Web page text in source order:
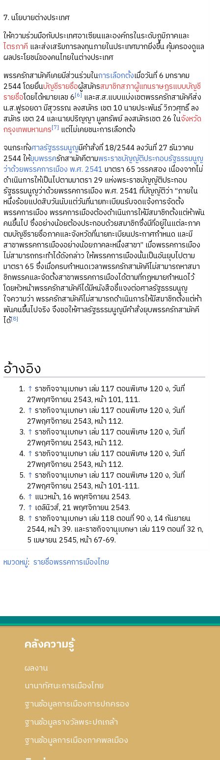
7. นโยบายต่างประเทศ
ให้ความร่วมมือกับประเทศอาเซียนและองค์กรในระดับภูมิภาคและ
ไตรภาคี และส่งเสริมการลงทุนภายในประเทศมากยิ่งขึ้น คุ้มครองดูแล
ผลประโยชน์ของคนไทยในต่างประเทศ
พรรครักสามัคคีเคยมีส่วนร่วมในการเลือกตั้งเมื่อวันที่ 6 มกราคม
2544 โดยยื่นบัญชีรายชื่อผู้สมัครสมาชิกสภาผู้แทนราษฎรแบบบัญชี
รายชื่อโดยได้หมายเลข 6[6] และส.ส.แบบแบ่งเขตพรรครักสามัคคีส่ง
น.ส.ฟูรอยดา มีสุวรรณ ลงสมัคร เขต 10 นายประพันธ์ วิภวศุทธิ์ ลง
สมัคร เขต 24 และนายปริญญา มูลทรัพย์ ลงสมัครเขต 26 ในจังหวัด
กรุงเทพมหานคร[7] แต่ไม่เคยชนะการเลือกตั้ง
จนกระทั่งศาลรัฐธรรมนูญมีคำสั่งที่ 18/2544 ลงวันที่ 27 ธันวาคม
2544 ให้ยุบพรรครักสามัคคีตามพระราชบัญญัติประกอบรัฐธรรมนูญ
ว่าด้วยพรรคการเมือง พ.ศ. 2541 มาตรา 65 วรรคสอง เนื่องจากไม่
ดำเนินการให้เป็นไปตามมาตรา 29 แห่งพระราชบัญญัติประกอบ
รัฐธรรมนูญว่าด้วยพรรคการเมือง พ.ศ. 2541 ที่บัญญัติว่า “ภายใน
หนึ่งร้อยแปดสิบวันนับแต่วันที่นายทะเบียนรับจดแจ้งการจัดตั้ง
พรรคการเมือง พรรคการเมืองต้องดำเนินการให้มีสมาชิกตั้งแต่ห้าพัน
คนขึ้นไป ซึ่งอย่างน้อยต้องประกอบด้วยสมาชิกซึ่งมีที่อยู่ในแต่ละภาค
ตมบัญชีรายชื่อภาคและจังหวัดที่นายทะเบียนประกาศกำหนด และมี
สาขาพรรคการเมืองอย่างน้อยภาคละหนึ่งสาขา” เมื่อพรรคการเมือง
ไม่สามารถกระทำได้ดังกล่าว ให้พรรคการเมืองนั้นเป็นอันยุบไปตาม
มาตรา 65 ซึ่งเมื่อครบกำหนดเวลาพรรครักสามัคคีไม่สามารถหาสมา
ชิกพรรคและจัดตั้งสาขาพรรคการเมืองได้ตามที่กฎหมายกำหนดไว้
โดยหัวหน้าพรรครักสามัคคีได้มีหนังสือชี้แจงต่อศาลรัฐธรรมนูญ
ใจความว่า พรรครักสามัคคีไม่สามารถดำเนินการให้มีสมาชิกตั้งแต่ห้า
พันคนขึ้นไปจริง จึงขอให้ศาลรัฐธรรมนูญมีคำสั่งยุบพรรครักสามัคคี
ได้[8]
อ้างอิง
↑ ราชกิจจานุเบกษา เล่ม 117 ตอนพิเศษ 120 ง, วันที่
27พฤศจิกายน 2543, หน้า 101, 111.
↑ ราชกิจจานุเบกษา เล่ม 117 ตอนพิเศษ 120 ง, วันที่
27พฤศจิกายน 2543, หน้า 112.
↑ ราชกิจจานุเบกษา เล่ม 117 ตอนพิเศษ 120 ง, วันที่
27พฤศจิกายน 2543, หน้า 112.
↑ ราชกิจจานุเบกษา เล่ม 117 ตอนพิเศษ 120 ง, วันที่
27พฤศจิกายน 2543, หน้า 112.
↑ ราชกิจจานุเบกษา เล่ม 117 ตอนพิเศษ 120 ง, วันที่
27พฤศจิกายน 2543, หน้า 101-111.
↑ แนวหน้า, 16 พฤศจิกายน 2543.
↑ เดลินิวส์, 21 พฤศจิกายน 2543.
↑ ราชกิจจานุเบกษา เล่ม 118 ตอนที่ 90 ง, 14 กันยายน
2544, หน้า 39. และราชกิจจานุเบกษา เล่ม 119 ตอนที่ 32 ก,
5 เมษายน 2545, หน้า 67-69.
หมวดหมู่: รายชื่อพรรคการเมืองไทย
คลังความรู้
ผลงาน
นานาทัศนะการเมืองไทย
ฐานข้อมูลการเมืองการปกครอง
ฐานข้อมูลรางวัลพระปกเกล้า
ฐานข้อมูลการเมืองภาคพลเมือง